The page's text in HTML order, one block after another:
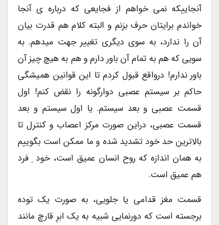
آنجاییکه نمی خواهم از فجایعی که درباره ی آنجا
خواندم برایتان حرف بزنم و البته کلام هم قدرت بیان
آن را ندارد، به سوی دیگری تغییر جهت میدهم. به
سویی که هم به تمام آن باور دارم و هم به هیچ چیز آن
باور ندارم! درواقع قبول کردم تا این قوانین همیشگی
حاکم بر سیستم عصبی دوارگونه را نقض کنم! اول
قسمت عصبی و بعد سیستم. یا اول سیستم و بعد
قسمت عصبی، دراین صورت مرکز اعصاب و کنترل تا
بالاترین حد خود تشدید شده و ما ممکن است بگوییم
به همان اندازه که روح انسان عمیق است، خود ِ فرد
هم عمیق است.
قسمت مغز قدامی یا جلویی، به صورت یک توده
برجسته است که دورنمایی شبیه به یک ابرِ قارچ مانند